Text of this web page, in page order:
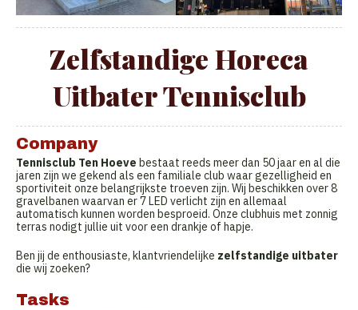
Zelfstandige Horeca
Uitbater Tennisclub
Company
Tennisclub Ten Hoeve bestaat reeds meer dan 50 jaar en al die
jaren zijn we gekend als een familiale club waar gezelligheid en
sportiviteit onze belangrijkste troeven zijn. Wij beschikken over 8
gravelbanen waarvan er 7 LED verlicht zijn en allemaal
automatisch kunnen worden besproeid. Onze clubhuis met zonnig
terras nodigt jullie uit voor een drankje of hapje.
Ben jij de enthousiaste, klantvriendelijke zelfstandige uitbater
die wij zoeken?
Tasks